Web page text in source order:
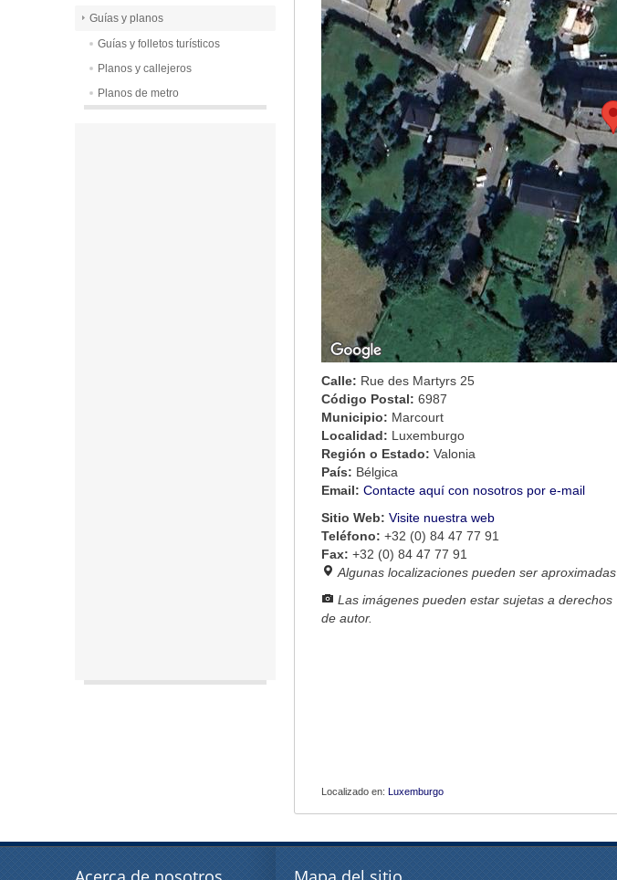
Calle: Rue des Martyrs 25
Código Postal: 6987
Municipio: Marcourt
Localidad: Luxemburgo
Región o Estado: Valonia
País: Bélgica
Email: Contacte aquí con nosotros por e-mail
Sitio Web: Visite nuestra web
Teléfono: +32 (0) 84 47 77 91
Fax: +32 (0) 84 47 77 91
Algunas localizaciones pueden ser aproximadas
Las imágenes pueden estar sujetas a derechos
de autor.
Localizado en: Luxemburgo
Guías y planos
Guías y folletos turísticos
Planos y callejeros
Planos de metro